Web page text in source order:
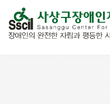
본문 바로가기